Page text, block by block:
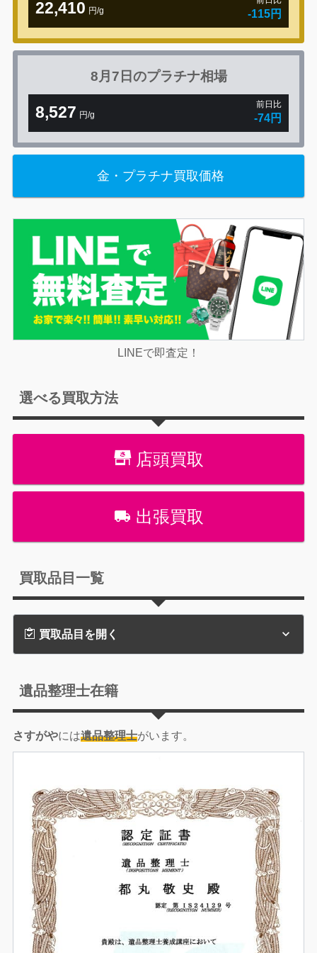
22,410 円/g -115円
8月7日のプラチナ相場
8,527 円/g
前日比
-74円
金・プラチナ買取価格
LINEで即査定！
選べる買取方法
店頭買取
出張買取
買取品目一覧
買取品目を開く
遺品整理士在籍
さすがやには遺品整理士がいます。